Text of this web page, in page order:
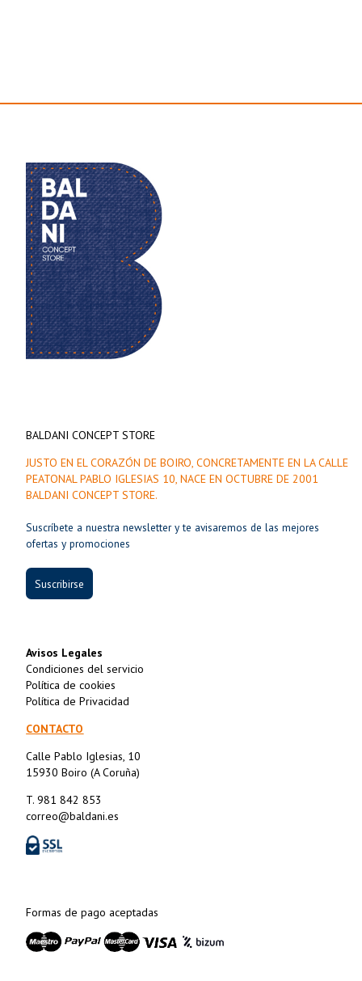
BALDANI CONCEPT STORE
JUSTO EN EL CORAZÓN DE BOIRO, CONCRETAMENTE EN LA CALLE
PEATONAL PABLO IGLESIAS 10, NACE EN OCTUBRE DE 2001
BALDANI CONCEPT STORE.
Suscríbete a nuestra newsletter y te avisaremos de las mejores
ofertas y promociones
Suscribirse
Avisos Legales
Condiciones del servicio
Política de cookies
Política de Privacidad
CONTACTO
Calle Pablo Iglesias, 10
15930 Boiro (A Coruña)
T. 981 842 853
correo@baldani.es
Formas de pago aceptadas